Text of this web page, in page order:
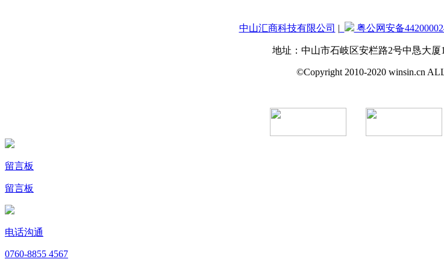
中山汇商科技有限公司 | 粤公网安备
地址：中山市石岐区安栏路2号中恳大厦
©Copyright 2010-2020 winsin.cn
留言板
留言板
电话沟通
0760-8855 4567